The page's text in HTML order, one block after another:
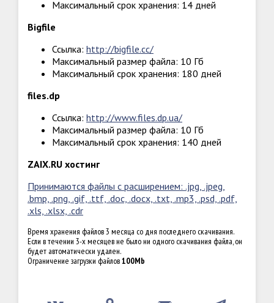
Максимальный срок хранения: 14 дней
Bigfile
Ссылка: http://bigfile.cc/
Максимальный размер файла: 10 Гб
Максимальный срок хранения: 180 дней
files.dp
Ссылка: http://www.files.dp.ua/
Максимальный размер файла: 10 Гб
Максимальный срок хранения: 140 дней
ZAIX.RU хостинг
Принимаются файлы с расширением: .jpg, .jpeg,
.bmp, .png, .gif, .ttf, .doc, .docx, .txt, .mp3, .psd, .pdf,
.xls, .xlsx, .cdr
Время хранения файлов 3 месяца со дня последнего скачивания.
Если в течении 3-х месяцев не было ни одного скачивания файла, он
будет автоматически удален.
Ограничение загрузки файлов100Mb